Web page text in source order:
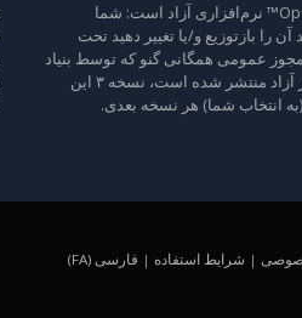
OpenShot™ نرم‌افزاری آزاد است: شما
آن را بازتوزیع و/یا تغییر دهید تحت
عمومی همگانی گنو که توسط بنیاد
نرم‌افزار آزاد منتشر شده است، نسخه ۳ این
انتخاب شما) هر نسخه بعدی.
| شرایط استفاده | فارسی (FA)